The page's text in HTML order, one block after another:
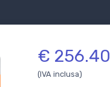
€ 256.40
(IVA inclusa)